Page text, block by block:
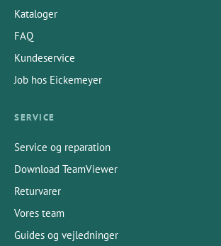
Kataloger
FAQ
Kundeservice
Job hos Eickemeyer
SERVICE
Service og reparation
Download TeamViewer
Returvarer
Vores team
Guides og vejledninger